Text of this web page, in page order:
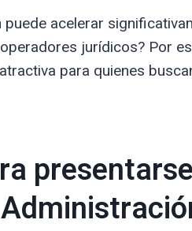
puede acelerar
jurídicos? Por
para quienes